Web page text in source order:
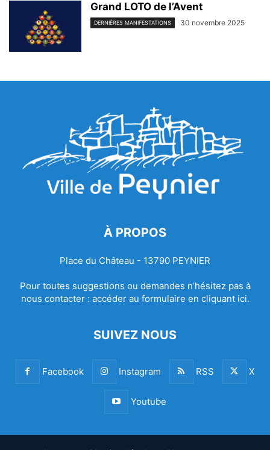
Grand LOTO de l’Avent
DERNIÈRES MANIFESTATIONS 30 novembre 2025
À PROPOS
Place du Château - 13790 PEYNIER
Pour toutes suggestions ou demandes n’hésitez pas à
nous contacter : accéder au formulaire en cliquant ici.
SUIVEZ NOUS
Facebook Instagram RSS X
Youtube